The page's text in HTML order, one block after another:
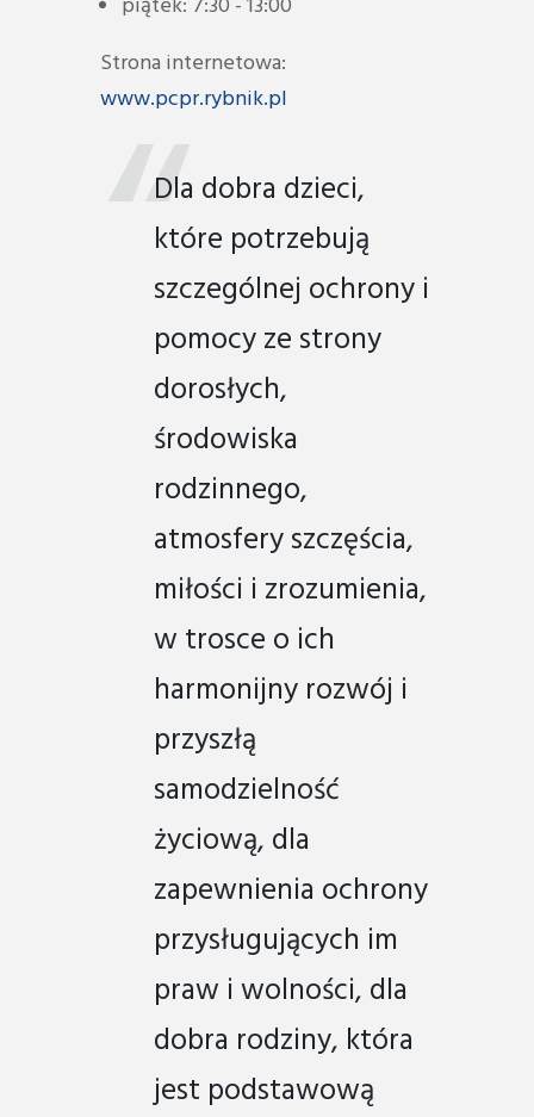
Strona internetowa:
www.pcpr.rybnik.pl
Dla dobra dzieci,
które potrzebują
szczególnej ochrony i
pomocy ze strony
dorosłych,
środowiska
rodzinnego,
atmosfery szczęścia,
miłości i zrozumienia,
w trosce o ich
harmonijny rozwój i
przyszłą
samodzielność
życiową, dla
zapewnienia ochrony
przysługujących im
praw i wolności, dla
dobra rodziny, która
jest podstawową